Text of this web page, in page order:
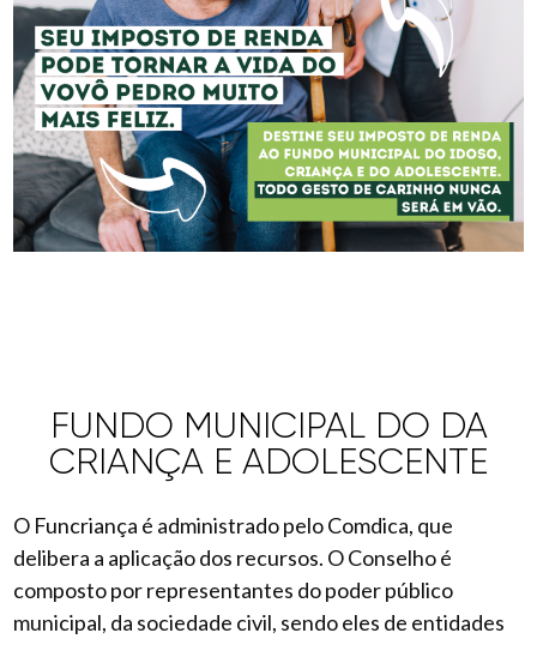
FUNDO MUNICIPAL DO DA
CRIANÇA E ADOLESCENTE
O Funcriança é administrado pelo Comdica, que
delibera a aplicação dos recursos. O Conselho é
composto por representantes do poder público
municipal, da sociedade civil, sendo eles de entidades